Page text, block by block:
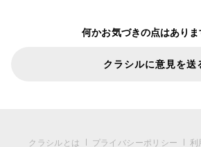
何かお気づきの点はありま
クラシルに意見を送
クラシルとは プライバシーポリシー 利